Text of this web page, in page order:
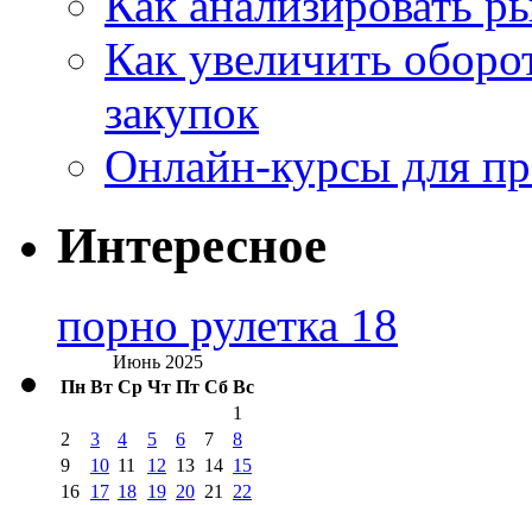
Как увеличить
закупок
Онлайн-курсы для
Интересное
порно рулетка 18
Июнь 2025
Пн Вт Ср Чт Пт Сб Вс
1
2
3 4 5 6 7
8
9
10 11 12 13 14 15
16 17 18 19 20 21
22